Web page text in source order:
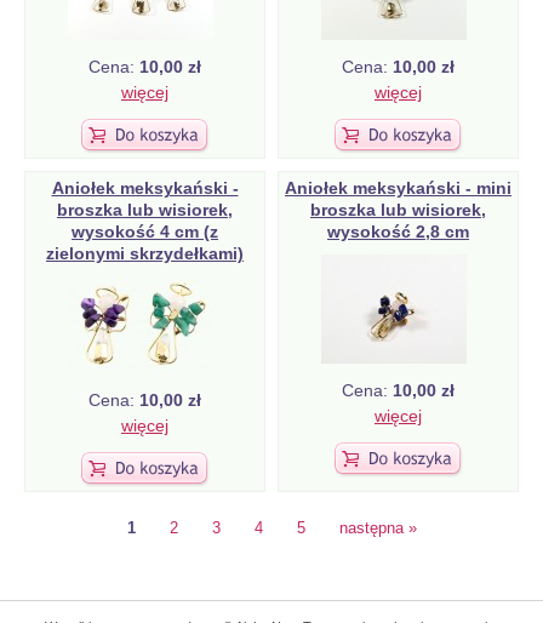
Cena: 10,00 zł
więcej
Cena: 10,00 zł
więcej
Aniołek meksykański -
broszka lub wisiorek,
wysokość 4 cm (z
zielonymi skrzydełkami)
Cena: 10,00 zł
więcej
Aniołek meksykański - mini
broszka lub wisiorek,
wysokość 2,8 cm
Cena: 10,00 zł
więcej
1 2 3 4 5 następna »